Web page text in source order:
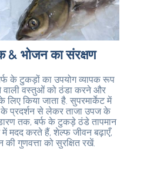
& भोजन का संरक्षण
के टुकड़ों का उपयोग व्यापक रूप
वाली वस्तुओं को ठंडा करने और
लिए किया जाता है. सुपरमार्केट में
के प्रदर्शन से लेकर ताजा उपज के
तक, बर्फ के टुकड़े ठंडे तापमान
मदद करते हैं, शेल्फ जीवन बढ़ाएँ,
गुणवत्ता को सुरक्षित रखें.